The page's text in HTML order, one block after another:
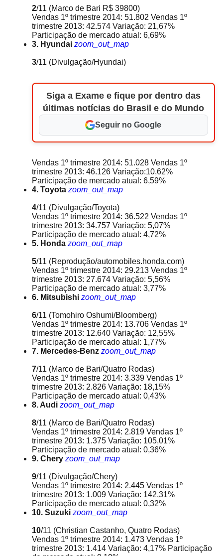
2/11 (Marco de Bari R$ 39800)
Vendas 1º trimestre 2014: 51.802 Vendas 1º
trimestre 2013: 42.574 Variação: 21,67%
Participação de mercado atual: 6,69%
3. Hyundai zoom_out_map
3/11 (Divulgação/Hyundai)
Siga a Exame e fique por dentro das
últimas notícias do Brasil e do Mundo
Seguir no Google
Vendas 1º trimestre 2014: 51.028 Vendas 1º
trimestre 2013: 46.126 Variação:10,62%
Participação de mercado atual: 6,59%
4. Toyota zoom_out_map
4/11 (Divulgação/Toyota)
Vendas 1º trimestre 2014: 36.522 Vendas 1º
trimestre 2013: 34.757 Variação: 5,07%
Participação de mercado atual: 4,72%
5. Honda zoom_out_map
5/11 (Reprodução/automobiles.honda.com)
Vendas 1º trimestre 2014: 29.213 Vendas 1º
trimestre 2013: 27.674 Variação: 5,56%
Participação de mercado atual: 3,77%
6. Mitsubishi zoom_out_map
6/11 (Tomohiro Oshumi/Bloomberg)
Vendas 1º trimestre 2014: 13.706 Vendas 1º
trimestre 2013: 12.640 Variação: 12,55%
Participação de mercado atual: 1,77%
7. Mercedes-Benz zoom_out_map
7/11 (Marco de Bari/Quatro Rodas)
Vendas 1º trimestre 2014: 3.339 Vendas 1º
trimestre 2013: 2.826 Variação: 18,15%
Participação de mercado atual: 0,43%
8. Audi zoom_out_map
8/11 (Marco de Bari/Quatro Rodas)
Vendas 1º trimestre 2014: 2.819 Vendas 1º
trimestre 2013: 1.375 Variação: 105,01%
Participação de mercado atual: 0,36%
9. Chery zoom_out_map
9/11 (Divulgação/Chery)
Vendas 1º trimestre 2014: 2.445 Vendas 1º
trimestre 2013: 1.009 Variação: 142,31%
Participação de mercado atual: 0,32%
10. Suzuki zoom_out_map
10/11 (Christian Castanho, Quatro Rodas)
Vendas 1º trimestre 2014: 1.473 Vendas 1º
trimestre 2013: 1.414 Variação: 4,17% Participação